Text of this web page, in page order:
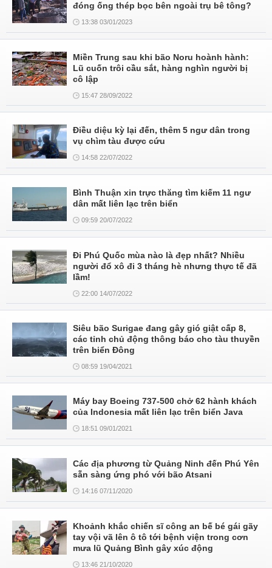
đóng ống thép bọc bên ngoài trụ bê tông?
13:38 03/01/2023
Miền Trung sau khi bão Noru hoành hành:
Lũ cuốn trôi cầu sắt, hàng nghìn người bị
cô lập
15:47 28/09/2022
Điều diệu kỳ lại đến, thêm 5 ngư dân trong
vụ chìm tàu được cứu
14:58 22/07/2022
Bình Thuận xin trực thăng tìm kiếm 11 ngư
dân mất liên lạc trên biển
09:59 20/07/2022
Đi Phú Quốc mùa nào là đẹp nhất? Nhiều
người đổ xô đi 3 tháng hè nhưng thực tế đã
lầm!
22:00 14/07/2022
Siêu bão Surigae đang gây gió giật cấp 8,
các tỉnh chủ động thông báo cho tàu thuyền
trên biển Đông
08:59 19/04/2021
Máy bay Boeing 737-500 chở 62 hành khách
của Indonesia mất liên lạc trên biển Java
18:51 09/01/2021
Các địa phương từ Quảng Ninh đến Phú Yên
sẵn sàng ứng phó với bão Atsani
14:16 07/11/2020
Khoảnh khắc chiến sĩ công an bế bé gái gãy
tay vội vã lên ô tô tới bệnh viện trong cơn
mưa lũ Quảng Bình gây xúc động
13:46 21/10/2020